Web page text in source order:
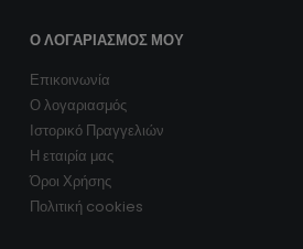
Ο ΛΟΓΑΡΙΑΣΜΌΣ ΜΟΥ
Επικοινωνία
Ο λογαριασμός
Ιστορικό Πραγγελιών
Η εταιρία μας
Όροι Χρήσης
Πολιτική cookies